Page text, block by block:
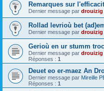
Remarques sur
Dernier message par drouizig
Rollad levrioù bet
Dernier message par drouizig
Gerioù en ur stumm
Dernier message par drouizig
Réponses : 1
Deuet eo er-maez An
Dernier message par Mireille
Réponses : 1